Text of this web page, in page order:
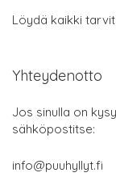
Löydä kaikki
Yhteydenotto
Jos sinulla on
sähköpostitse:
info@puuhyllyt.fi